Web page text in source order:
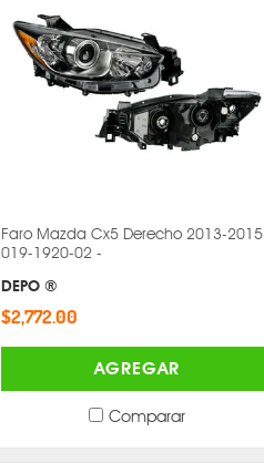
Faro Mazda Cx5 Derecho 2013-2015
019-1920-02 -
DEPO ®
$2,772.00
AGREGAR
Comparar